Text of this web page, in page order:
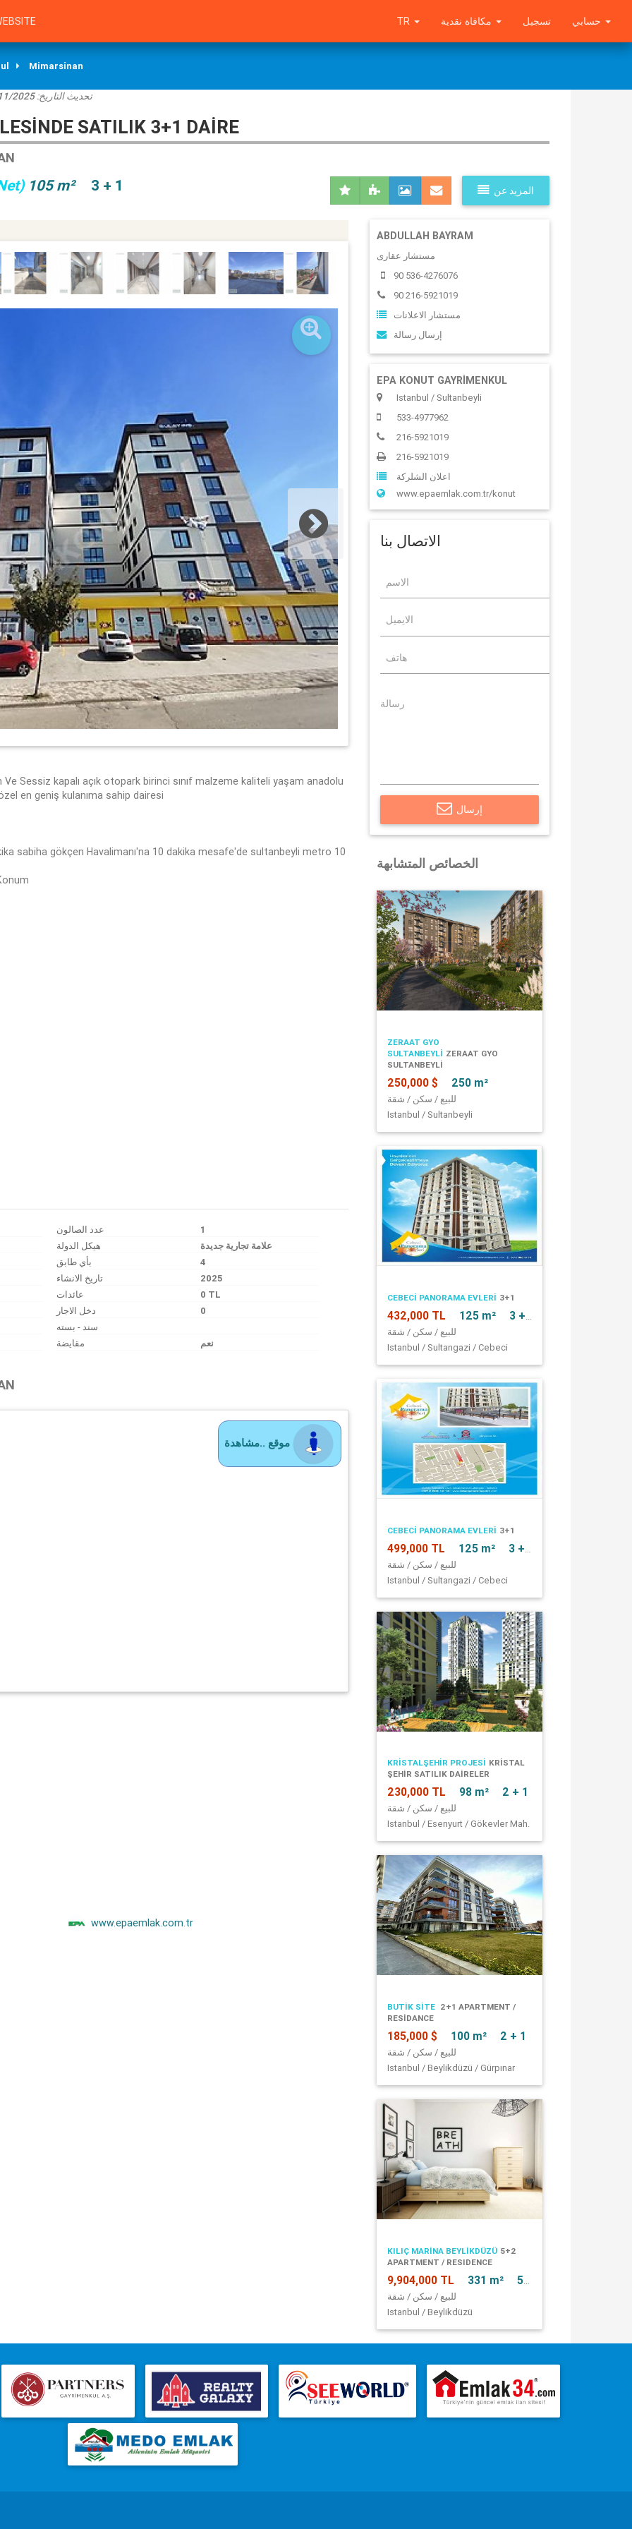
تسجيل TR
Mimarsinan
تحديث التاريخ:2025
SATILIK 3+1 DAIRE
105 m² 3 + 1 المزيد عن
Sessiz kapalı açık otopark birinci sınıf malzeme kaliteli yaşam anadolu
en geniş kulanıma sahip dairesi
sabiha gökçen Havalimanı'na 10 dakika mesafe'de sultanbeyli metro 10
عدد الصالون
1
هيكل الدولة
علامة تجارية جديدة
بأي طابق
4
تاريخ الانشاء
2025
عائدات
0 TL
دخل الاجار
0
سند - بسته
مقايضة نعم
www.epaemlak.com.tr
ABDULLAH BAYRAM
مستشار عقارى
90 536-4276076
90 216-5921019
مستشار الاعلانات
إرسال رسالة
EPA KONUT GAYRİMENKUL
Istanbul / Sultanbeyli
533-4977962
216-5921019
216-5921019
اعلان الشلركة
www.epaemlak.com.tr/konut
الاتصال بنا
إرسال
الخصائص المتشابهة
ZERAAT GYO
SULTANBEYLI ZERAAT GYO
SULTANBEYLI
250,000 $ 250 m²
للبيع / سكن / شقة
Istanbul / Sultanbeyli
CEBECI PANORAMA EVLERI 3+1
432,000 TL 125 m² 3 + 1
للبيع / سكن / شقة
Istanbul / Sultangazi / Cebeci
CEBECI PANORAMA EVLERI 3+1
499,000 TL 125 m² 3 + 1
للبيع / سكن / شقة
Istanbul / Sultangazi / Cebeci
KRİSTALŞEHİR PROJESİ KRISTAL
ŞEHIR SATILIK DAIRELER
230,000 TL 98 m² 2 + 1
للبيع / سكن / شقة
Istanbul / Esenyurt / Gökevler Mah.
BUTIK SITE 2+1 APARTMENT /
RESİDANCE
185,000 $ 100 m² 2 + 1
للبيع / سكن / شقة
Istanbul / Beylikdüzü / Gürpınar
KILIÇ MARINA BEYLIKDÜZÜ 5+2
APARTMENT / RESIDENCE
9,904,000 TL 331 m² 5 + 2
للبيع / سكن / شقة
Istanbul / Beylikdüzü